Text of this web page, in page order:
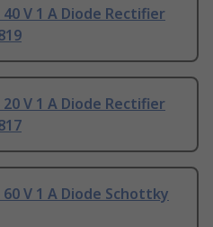
V 1 A Diode Rectifier
V 1 A Diode Rectifier
V 1 A Diode Schottky